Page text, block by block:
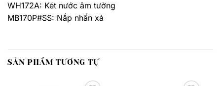
WH172A: Két nước âm tường
MB170P#SS: Nắp nhấn xả
SẢN PHẨM TƯƠNG TỰ